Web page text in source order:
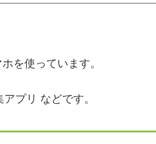
を使っています。
プリ などです。